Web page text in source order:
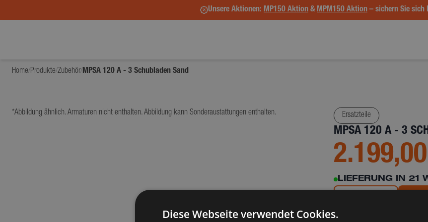
Unsere Aktionen: MP150 Aktion & MPM150 Aktion – sichern Sie sich
Home/Produkte/Zubehör/MPSA 120 A - 3 Schubladen Sand
*Abbildung ähnlich. Armaturen nicht enthalten. Abbildung kann Sonderaustattungen enthalten. Ersatzteile
MPSA 120 A - 3
LIEFERUNG IN 21
Diese Webseite verwendet Cookies.